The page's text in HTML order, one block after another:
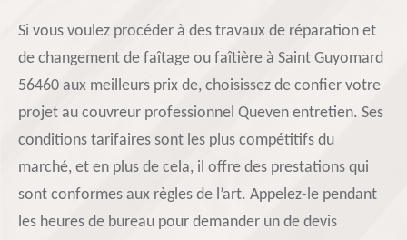
Si vous voulez procéder à des travaux de réparation et
de changement de faîtage ou faîtière à Saint Guyomard
56460 aux meilleurs prix de, choisissez de confier votre
projet au couvreur professionnel Queven entretien. Ses
conditions tarifaires sont les plus compétitifs du
marché, et en plus de cela, il offre des prestations qui
sont conformes aux règles de l’art. Appelez-le pendant
les heures de bureau pour demander un de devis